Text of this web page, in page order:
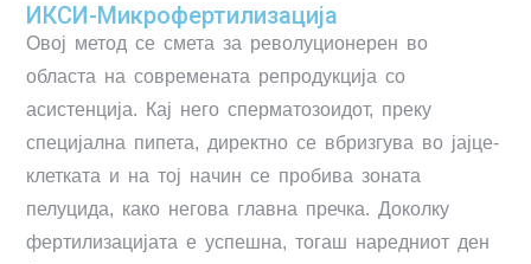
ИКСИ-Микрофертилизација
Овој метод се смета за револуционерен во
областа на современата репродукција со
асистенција. Кај него сперматозоидот, преку
специјална пипета, директно се вбризгува во јајце-
клетката и на тој начин се пробива зоната
пелуцида, како негова главна пречка. Доколку
фертилизацијата е успешна, тогаш наредниот ден